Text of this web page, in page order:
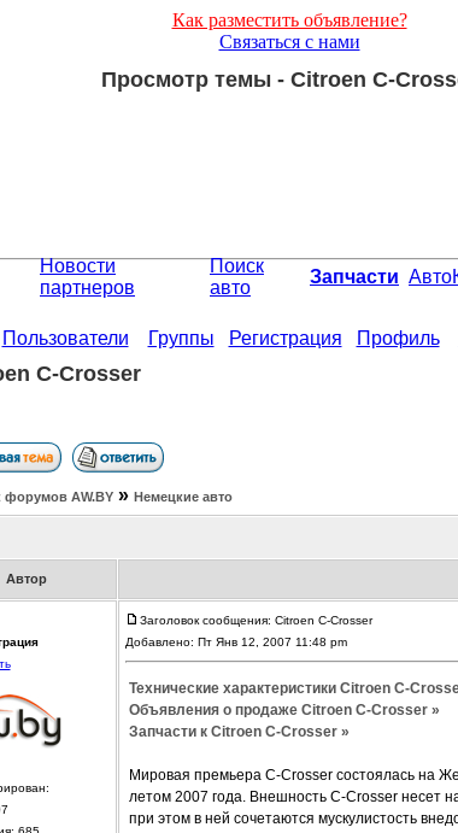
Как разместить объявление?
Связаться с нами
Просмотр темы - Citroen C-
Новости
партнеров
Поиск
авто
Запчасти
Пользователи Группы Регистрация Профиль
C-Crosser
форумов АW.BY» Немецкие авто
Автор
Заголовок сообщения: Citroen C-Crosser
Добавлено: Пт Янв 12, 2007 11:48 pm
Технические характеристики Citroen C-
Объявления о продаже Citroen C-Crosser »
Запчасти к Citroen C-Crosser »
Мировая премьера C-Crosser состоялась на
летом 2007 года. Внешность C-Crosser несет
при этом в ней сочетаются мускулистость